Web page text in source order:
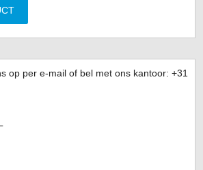
op per e-mail of bel met ons kantoor: +31